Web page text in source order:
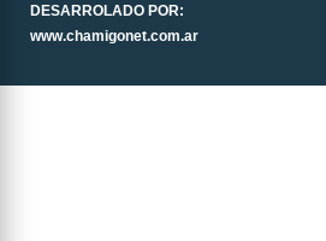
DESARROLADO POR:
www.chamigonet.com.ar